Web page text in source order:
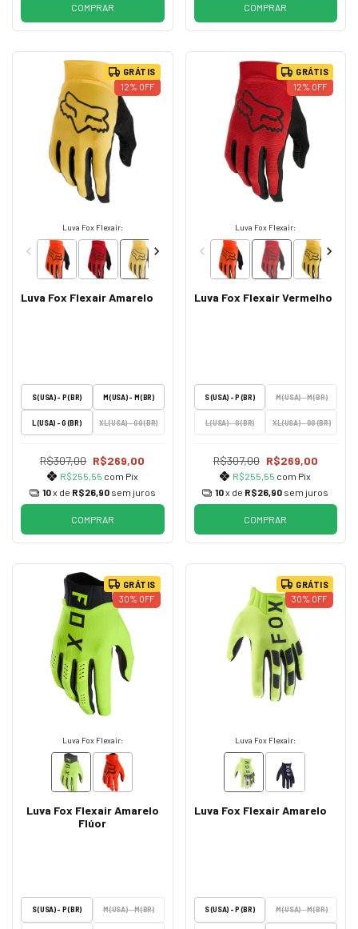
COMPRAR COMPRAR
12% OFF
GRÁTIS
Luva Fox Flexair:
Luva Fox Flexair Amarelo
S (USA) - P (BR) M (USA) - M (BR)
L (USA) - G (BR) XL (USA) - GG (BR)
R$307,00 R$269,00
R$255,55 com Pix
10x de R$26,90 sem juros
COMPRAR
12% OFF
GRÁTIS
Luva Fox Flexair:
Luva Fox Flexair Vermelho
S (USA) - P (BR) M (USA) - M (BR)
L (USA) - G (BR) XL (USA) - GG (BR)
R$307,00 R$269,00
R$255,55 com Pix
10x de R$26,90 sem juros
COMPRAR
30% OFF
GRÁTIS
Luva Fox Flexair:
Luva Fox Flexair Amarelo
Flúor
S (USA) - P (BR) M (USA) - M (BR)
30% OFF
GRÁTIS
Luva Fox Flexair:
Luva Fox Flexair Amarelo
S (USA) - P (BR) M (USA) - M (BR)